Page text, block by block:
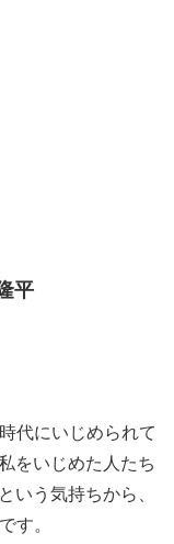
平
代にいじめられて
をいじめた人たち
いう気持ちから、
す。